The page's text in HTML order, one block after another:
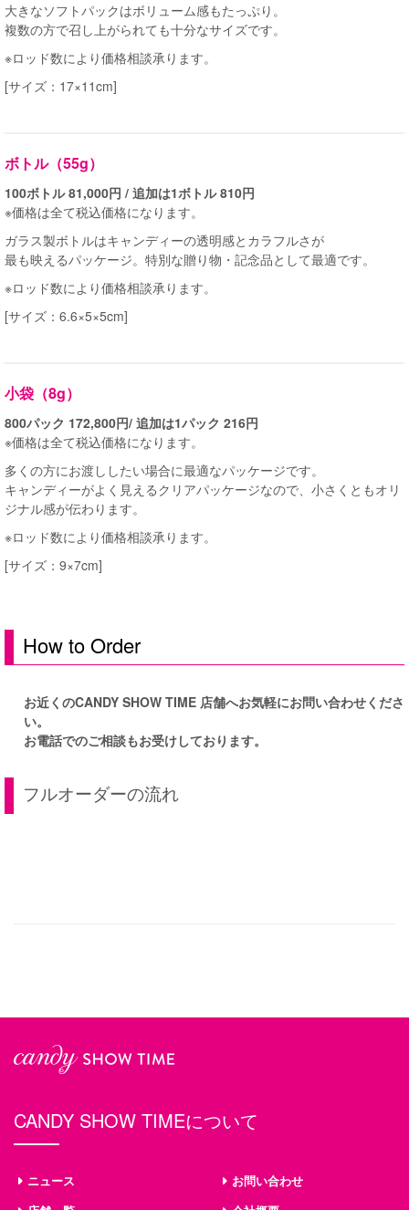
大きなソフトパックはボリューム感もたっぷり。
複数の方で召し上がられても十分なサイズです。
※ロッド数により価格相談承ります。
[サイズ：17×11cm]
ボトル（55g）
100ボトル 81,000円 / 追加は1ボトル 810円
※価格は全て税込価格になります。
ガラス製ボトルはキャンディーの透明感とカラフルさが
最も映えるパッケージ。特別な贈り物・記念品として最適です。
※ロッド数により価格相談承ります。
[サイズ：6.6×5×5cm]
小袋（8g）
800パック 172,800円/ 追加は1パック 216円
※価格は全て税込価格になります。
多くの方にお渡ししたい場合に最適なパッケージです。
キャンディーがよく見えるクリアパッケージなので、小さくともオリ
ジナル感が伝わります。
※ロッド数により価格相談承ります。
[サイズ：9×7cm]
How to Order
お近くのCANDY SHOW TIME 店舗へお気軽にお問い合わせくださ
い。
お電話でのご相談もお受けしております。
フルオーダーの流れ
CANDY SHOW TIMEについて
ニュース
お問い合わせ